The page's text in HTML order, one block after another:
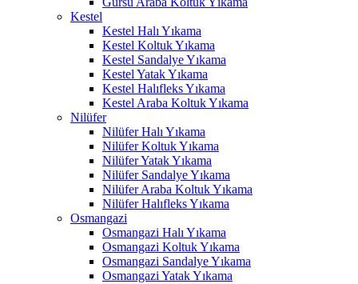
Kestel
Kestel Halı Yıkama
Kestel Koltuk Yıkama
Kestel Sandalye Yıkama
Kestel Yatak Yıkama
Kestel Halıfleks Yıkama
Kestel Araba Koltuk Yıkama
Nilüfer
Nilüfer Halı Yıkama
Nilüfer Koltuk Yıkama
Nilüfer Yatak Yıkama
Nilüfer Sandalye Yıkama
Nilüfer Araba Koltuk Yıkama
Nilüfer Halıfleks Yıkama
Osmangazi
Osmangazi Halı Yıkama
Osmangazi Koltuk Yıkama
Osmangazi Sandalye Yıkama
Osmangazi Yatak Yıkama